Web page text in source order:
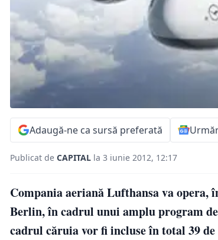
Adaugă-ne ca sursă preferată
Publicat de CAPITAL la 3 iunie 2012, 12:17
Compania aeriană Lufthansa va opera,
Berlin, în cadrul unui amplu program
cadrul căruia vor fi incluse în total 39